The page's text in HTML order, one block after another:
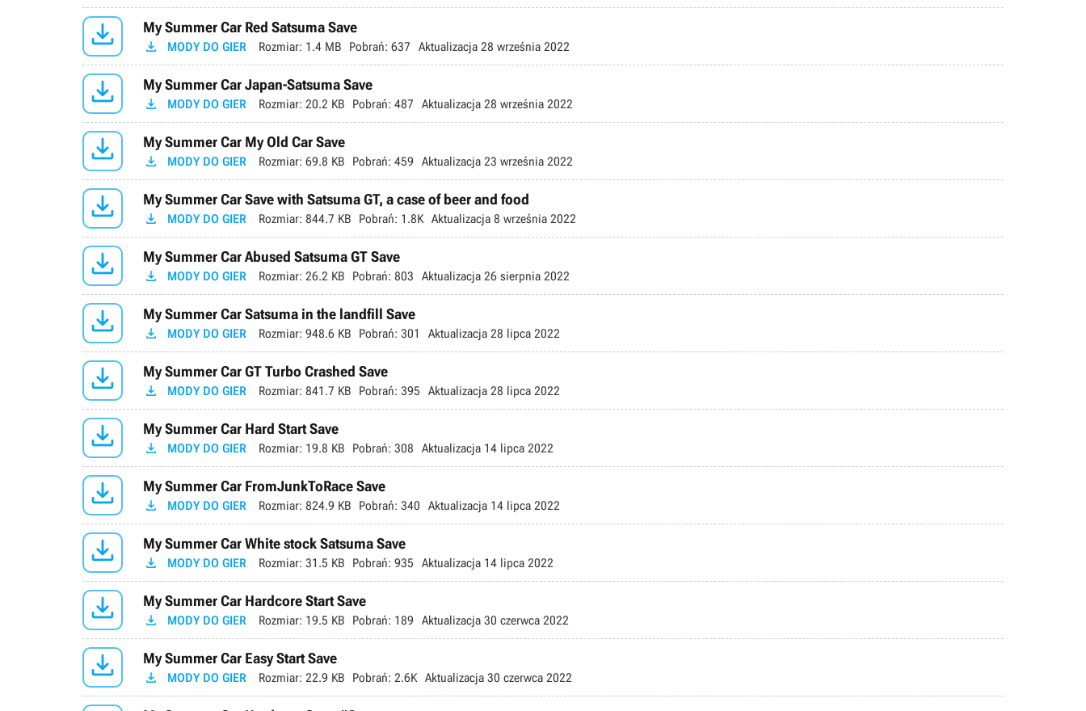
 My Summer Car Red Satsuma Save
 MODY DO GIER Rozmiar: 1.4 MB Pobrań: 637 Aktualizacja 28 września 2022
 My Summer Car Japan-Satsuma Save
 MODY DO GIER Rozmiar: 20.2 KB Pobrań: 487 Aktualizacja 28 września 2022
 My Summer Car My Old Car Save
 MODY DO GIER Rozmiar: 69.8 KB Pobrań: 459 Aktualizacja 23 września 2022
 My Summer Car Save with Satsuma GT, a case of beer and food
 MODY DO GIER Rozmiar: 844.7 KB Pobrań: 1.8K Aktualizacja 8 września 2022
 My Summer Car Abused Satsuma GT Save
 MODY DO GIER Rozmiar: 26.2 KB Pobrań: 803 Aktualizacja 26 sierpnia 2022
 My Summer Car Satsuma in the landfill Save
 MODY DO GIER Rozmiar: 948.6 KB Pobrań: 301 Aktualizacja 28 lipca 2022
 My Summer Car GT Turbo Crashed Save
 MODY DO GIER Rozmiar: 841.7 KB Pobrań: 395 Aktualizacja 28 lipca 2022
 My Summer Car Hard Start Save
 MODY DO GIER Rozmiar: 19.8 KB Pobrań: 308 Aktualizacja 14 lipca 2022
 My Summer Car FromJunkToRace Save
 MODY DO GIER Rozmiar: 824.9 KB Pobrań: 340 Aktualizacja 14 lipca 2022
 My Summer Car White stock Satsuma Save
 MODY DO GIER Rozmiar: 31.5 KB Pobrań: 935 Aktualizacja 14 lipca 2022
 My Summer Car Hardcore Start Save
 MODY DO GIER Rozmiar: 19.5 KB Pobrań: 189 Aktualizacja 30 czerwca 2022
 My Summer Car Easy Start Save
 MODY DO GIER Rozmiar: 22.9 KB Pobrań: 2.6K Aktualizacja 30 czerwca 2022